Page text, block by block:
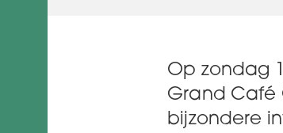
Op zondag
Grand Café
bijzondere